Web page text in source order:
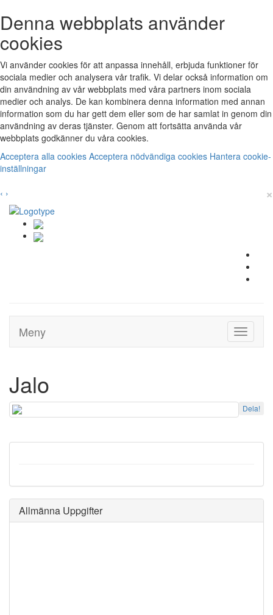
Denna webbplats använder
cookies
Vi använder cookies för att anpassa innehåll, erbjuda funktioner för
sociala medier och analysera vår trafik. Vi delar också information om
din användning av vår webbplats med våra partners inom sociala
medier och analys. De kan kombinera denna information med annan
information som du har gett dem eller som de har samlat in genom din
användning av deras tjänster. Genom att fortsätta använda vår
webbplats godkänner du våra cookies.
Acceptera alla cookies Acceptera nödvändiga cookies Hantera cookie-
inställningar
‹ › ×
Toggle
Meny
Jalo
Dela!
Allmänna Uppgifter